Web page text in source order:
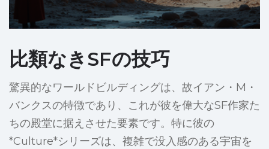
比類なきSFの技巧
驚異的なワールドビルディングは、故イアン・M・
バンクスの特徴であり、これが彼を偉大なSF作家た
ちの殿堂に据えさせた要素です。特に彼の
*Culture*シリーズは、複雑で没入感のある宇宙を